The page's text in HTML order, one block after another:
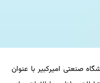
صنعتی امیرکبیر با عنوان